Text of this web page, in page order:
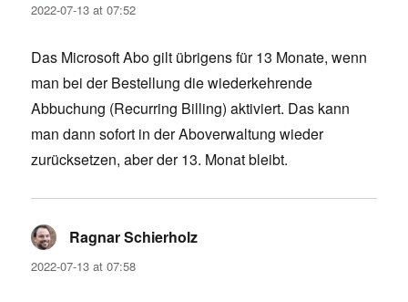
2022-07-13 at 07:52
Das Microsoft Abo gilt übrigens für 13 Monate, wenn
man bei der Bestellung die wiederkehrende
Abbuchung (Recurring Billing) aktiviert. Das kann
man dann sofort in der Aboverwaltung wieder
zurücksetzen, aber der 13. Monat bleibt.
Ragnar Schierholz
2022-07-13 at 07:58